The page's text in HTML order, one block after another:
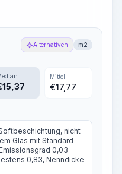
Alternativen m2
15,37
Mittel
€17,77
nicht
Glas mit Standard-
0,03-
0,83, Nenndicke